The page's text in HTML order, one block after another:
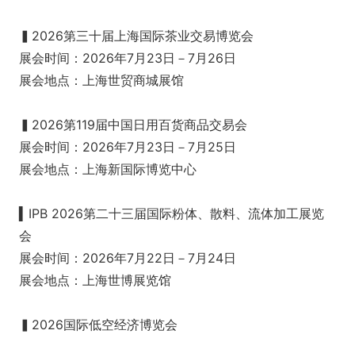
▍2026第三十届上海国际茶业交易博览会
展会时间：2026年7月23日－7月26日
展会地点：上海世贸商城展馆
▍2026第119届中国日用百货商品交易会
展会时间：2026年7月23日－7月25日
展会地点：上海新国际博览中心
▍IPB 2026第二十三届国际粉体、散料、流体加工展览
会
展会时间：2026年7月22日－7月24日
展会地点：上海世博展览馆
▍2026国际低空经济博览会